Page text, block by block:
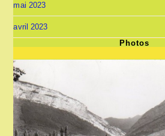
mai 2023
avril 2023
Photos